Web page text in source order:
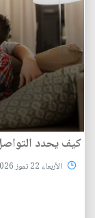
كيف يحدد
الأربعاء 22 تموز 2026